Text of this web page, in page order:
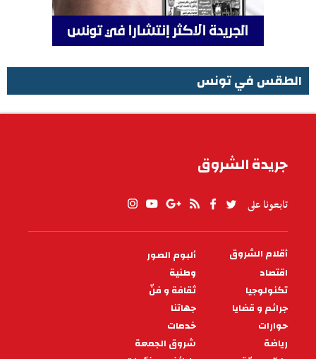
الطقس في تونس
جريدة الشروق
تابعونا على
PIED
DE
PAGE
أقلام الشروق
ألبوم الصور
اقتصاد
وطنية
تكنولوجيا
ثقافة و فنّ
جرائم و قضايا
جهاتنا
حوارات
خدمات
رياضة
شروق الجمعة